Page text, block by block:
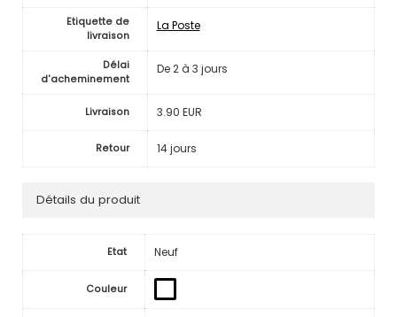
Etiquette de
livraison
La Poste
Délai
d'acheminement
De 2 à 3 jours
Livraison 3.90 EUR
Retour 14 jours
Détails du produit
Etat Neuf
Couleur